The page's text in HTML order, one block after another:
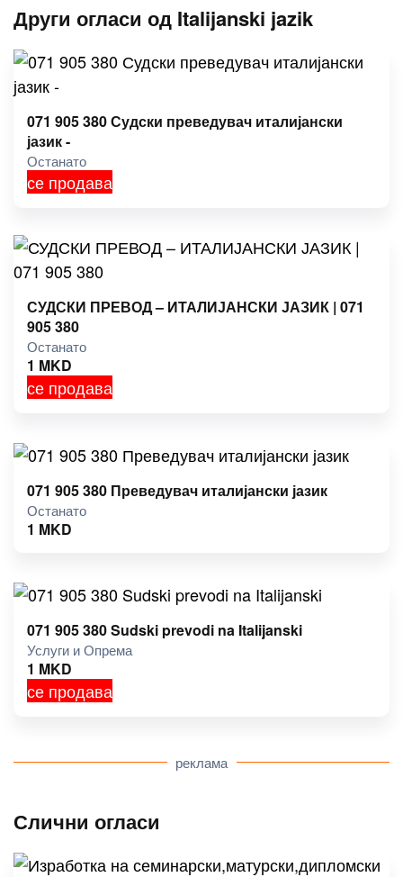
Други огласи од Italijanski jazik
071 905 380 Судски преведувач италијански
јазик -
Останато
се продава
СУДСКИ ПРЕВОД – ИТАЛИЈАНСКИ ЈАЗИК | 071
905 380
Останато
1 MKD
се продава
071 905 380 Преведувач италијански јазик
Останато
1 MKD
071 905 380 Sudski prevodi na Italijanski
Услуги и Опрема
1 MKD
се продава
реклама
Слични огласи